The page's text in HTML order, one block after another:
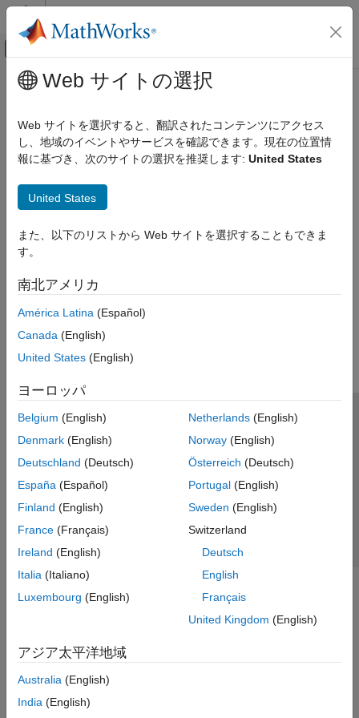
コンテンツへスキップ
オフキャンバス ナビゲーション メ
ドキュメンテーションのホーム
自動車
メインコンテンツ
Web サイトの選択
Web サイトを選択すると、翻訳されたコンテンツにアクセス
し、地域のイベントやサービスを確認できます。現在の位置情
報に基づき、次のサイトの選択を推奨します: United States
United States
また、以下のリストから Web サイトを選択することもできま
す。
南北アメリカ
América Latina (Español)
Canada (English)
United States (English)
ヨーロッパ
Belgium (English)
Denmark (English)
Deutschland (Deutsch)
España (Español)
Finland (English)
France (Français)
Ireland (English)
Italia (Italiano)
Luxembourg (English)
Netherlands(English)
Norway(English)
Österreich (Deutsch)
Portugal(English)
Sweden (English)
Switzerland
Deutsch
English
Français
United Kingdom (English)
アジア太平洋地域
Australia (English)
India (English)
トラストセンター
プライバシー ポリシー
違法コピー防止
アプリケーション ステータス
© 1994-2026 The MathWorks, Inc.